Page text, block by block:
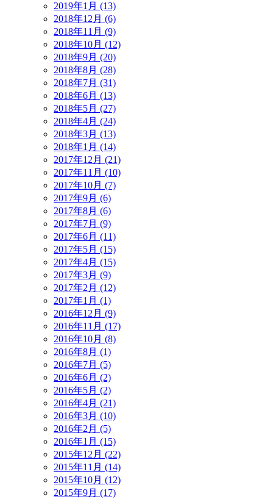
2019年1月 (13)
2018年12月 (6)
2018年11月 (9)
2018年10月 (12)
2018年9月 (20)
2018年8月 (28)
2018年7月 (31)
2018年6月 (13)
2018年5月 (27)
2018年4月 (24)
2018年3月 (13)
2018年1月 (14)
2017年12月 (21)
2017年11月 (10)
2017年10月 (7)
2017年9月 (6)
2017年8月 (6)
2017年7月 (9)
2017年6月 (11)
2017年5月 (15)
2017年4月 (15)
2017年3月 (9)
2017年2月 (12)
2017年1月 (1)
2016年12月 (9)
2016年11月 (17)
2016年10月 (8)
2016年8月 (1)
2016年7月 (5)
2016年6月 (2)
2016年5月 (2)
2016年4月 (21)
2016年3月 (10)
2016年2月 (5)
2016年1月 (15)
2015年12月 (22)
2015年11月 (14)
2015年10月 (12)
2015年9月 (17)